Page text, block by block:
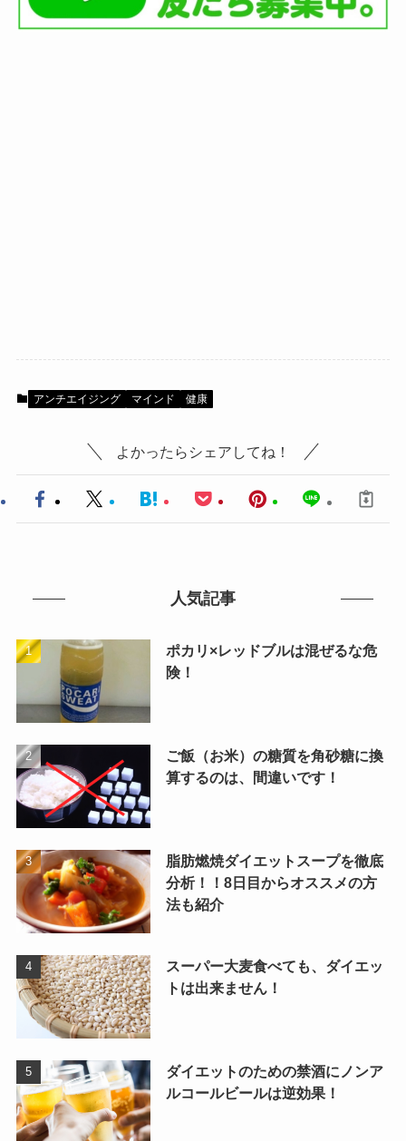
アンチエイジング マインド 健康
よかったらシェアしてね！
人気記事
ポカリ×レッドブルは混ぜるな危
険！
ご飯（お米）の糖質を角砂糖に換
算するのは、間違いです！
脂肪燃焼ダイエットスープを徹底
分析！！8日目からオススメの方
法も紹介
スーパー大麦食べても、ダイエッ
トは出来ません！
ダイエットのための禁酒にノンア
ルコールビールは逆効果！